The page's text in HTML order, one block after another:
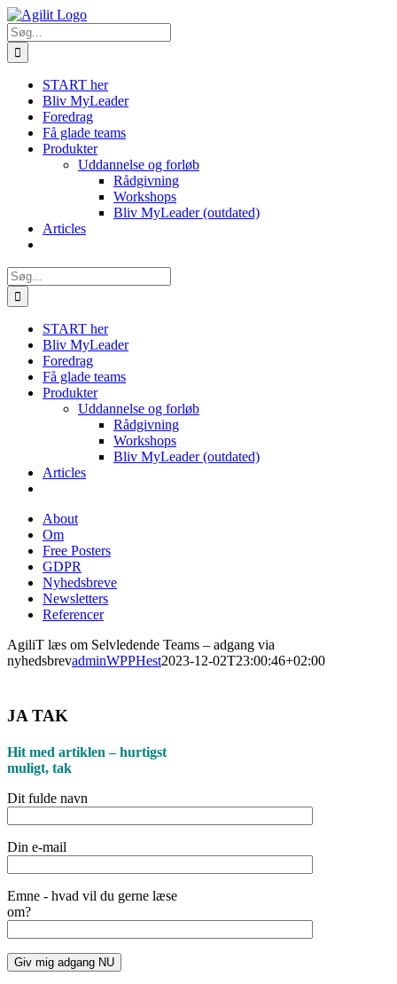
Skip
to
content
Søg
efter:
START her
Bliv MyLeader
Foredrag
Få glade teams
Produkter
Uddannelse og forløb
Rådgivning
Workshops
Bliv MyLeader (outdated)
Articles
Søg
efter:
START her
Bliv MyLeader
Foredrag
Få glade teams
Produkter
Uddannelse og forløb
Rådgivning
Workshops
Bliv MyLeader (outdated)
Articles
About
Om
Free Posters
GDPR
Nyhedsbreve
Newsletters
Referencer
AgiliT læs om Selvledende Teams – adgang via
nyhedsbrevadminWPPHest2023-12-02T23:00:46+02:00
JA TAK
Hit med artiklen – hurtigst
muligt, tak
Dit fulde navn
Din e-mail
Emne - hvad vil du gerne læse
om?